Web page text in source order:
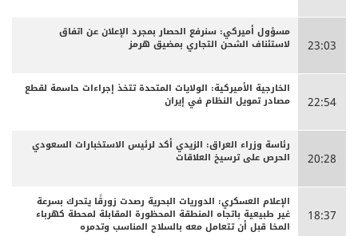
23:03
مسؤول أميركي: سنرفع الحصار بمجرد الإعلان عن اتفاق
لاستئناف الشحن التجاري بمضيق هرمز
22:54
الخارجية الأميركية: الولايات المتحدة تتخذ إجراءات حاسمة لقطع
مصادر تمويل النظام في إيران
20:28
رئاسة وزراء العراق: الزيدي أكد لرئيس الاستخبارات السعودي
الحرص على ترسيخ العلاقات
18:37
الإعلام العسكري: الدوريات البحرية رصدت زورقًا يتحرك بسرعة
غير طبيعية باتجاه المنطقة المحظورة المقابلة لمحطة كهرباء
المخا قبل أن تتعامل معه بالسلاح المناسب وتدمره